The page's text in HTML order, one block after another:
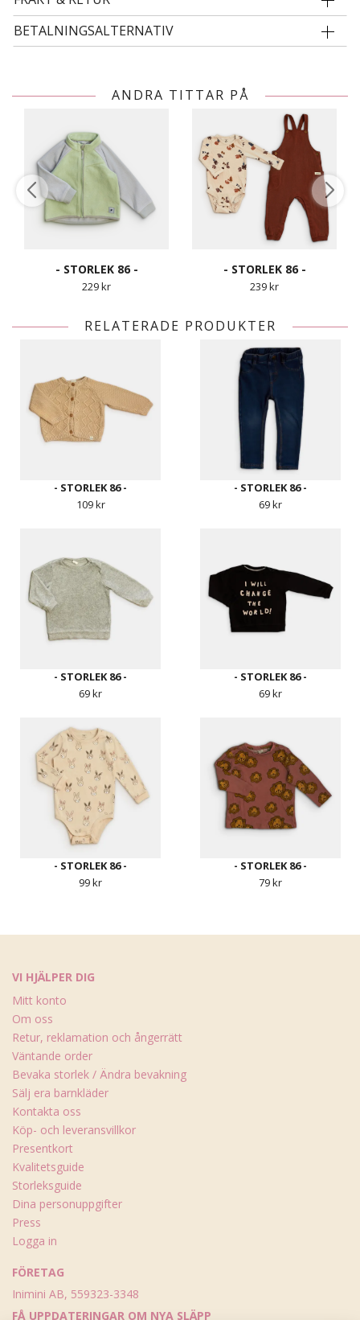
BETALNINGSALTERNATIV
ANDRA TITTAR PÅ
- STORLEK 86 -
229 kr
- STORLEK 86 -
239 kr
RELATERADE PRODUKTER
- STORLEK 86 -
109 kr
- STORLEK 86 -
69 kr
- STORLEK 86 -
69 kr
- STORLEK 86 -
69 kr
- STORLEK 86 -
99 kr
- STORLEK 86 -
79 kr
VI HJÄLPER DIG
Mitt konto
Om oss
Retur, reklamation och ångerrätt
Väntande order
Bevaka storlek / Ändra bevakning
Sälj era barnkläder
Kontakta oss
Köp- och leveransvillkor
Presentkort
Kvalitetsguide
Storleksguide
Dina personuppgifter
Press
Logga in
FÖRETAG
Inimini AB, 559323-3348
FÅ UPPDATERINGAR OM NYA SLÄPP